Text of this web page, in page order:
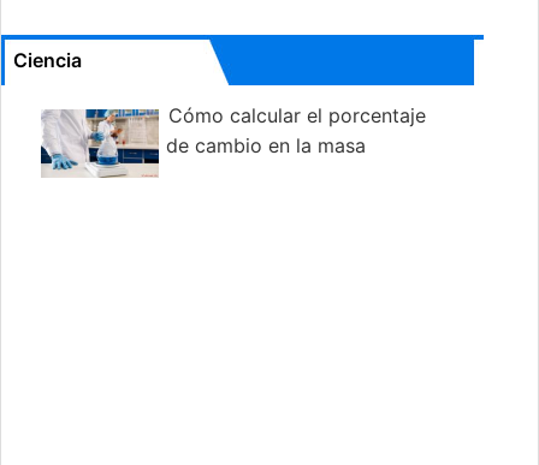
Ciencia
Cómo calcular el porcentaje
de cambio en la masa